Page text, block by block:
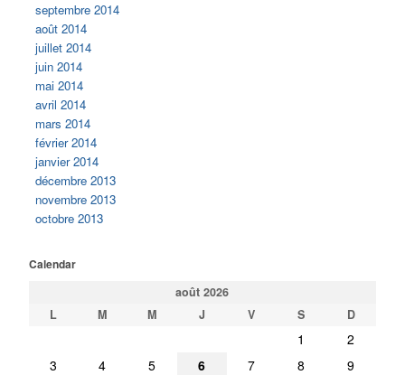
septembre 2014
août 2014
juillet 2014
juin 2014
mai 2014
avril 2014
mars 2014
février 2014
janvier 2014
décembre 2013
novembre 2013
octobre 2013
Calendar
août 2026
L
M M J V S D
1
2
3
4 5 6 7 8
9